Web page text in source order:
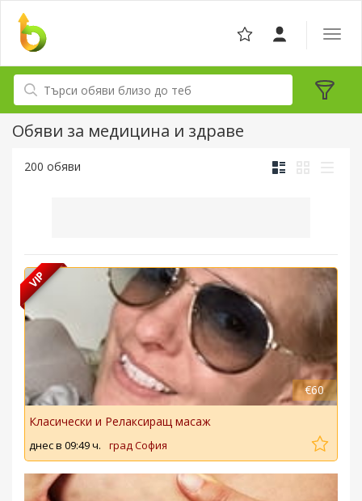
Обяви за медицина и здраве
200 обяви
VIP
Класически и Релаксиращ масаж
€60
днес в 09:49 ч. град София